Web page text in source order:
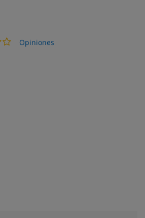
Opiniones